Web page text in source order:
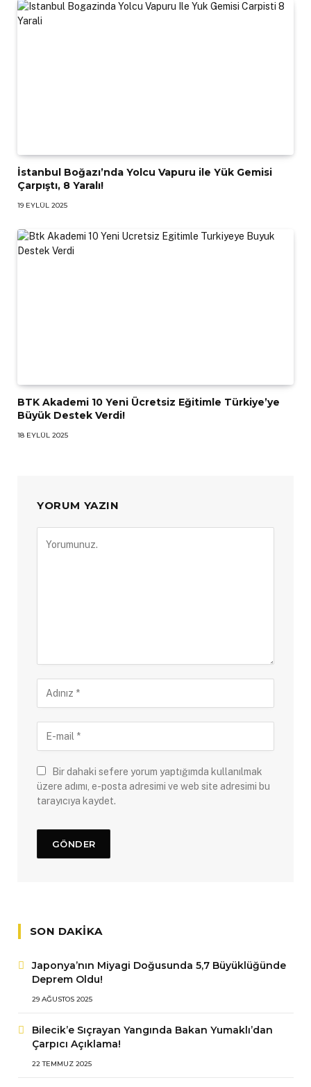
İstanbul Boğazı’nda Yolcu Vapuru ile Yük Gemisi
Çarpıştı, 8 Yaralı!
19 EYLÜL 2025
BTK Akademi 10 Yeni Ücretsiz Eğitimle Türkiye’ye
Büyük Destek Verdi!
18 EYLÜL 2025
YORUM YAZIN
Bir dahaki sefere yorum yaptığımda kullanılmak
üzere adımı, e-posta adresimi ve web site adresimi bu
tarayıcıya kaydet.
SON DAKIKA
Japonya’nın Miyagi Doğusunda 5,7 Büyüklüğünde
Deprem Oldu!
29 AĞUSTOS 2025
Bilecik’e Sıçrayan Yangında Bakan Yumaklı’dan
Çarpıcı Açıklama!
22 TEMMUZ 2025